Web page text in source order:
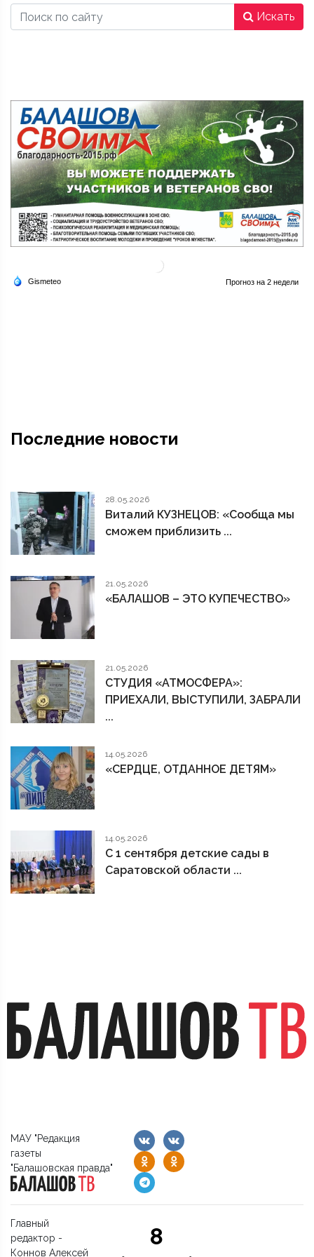
Искать
Последние новости
28.05.2026
Виталий КУЗНЕЦОВ: «Сообща мы
сможем приблизить ...
21.05.2026
«БАЛАШОВ – ЭТО КУПЕЧЕСТВО»
21.05.2026
СТУДИЯ «АТМОСФЕРА»:
ПРИЕХАЛИ, ВЫСТУПИЛИ, ЗАБРАЛИ
...
14.05.2026
«СЕРДЦЕ, ОТДАННОЕ ДЕТЯМ»
14.05.2026
С 1 сентября детские сады в
Саратовской области ...
МАУ "Редакция
газеты
"Балашовская правда"
Главный
редактор -
Коннов Алексей
8